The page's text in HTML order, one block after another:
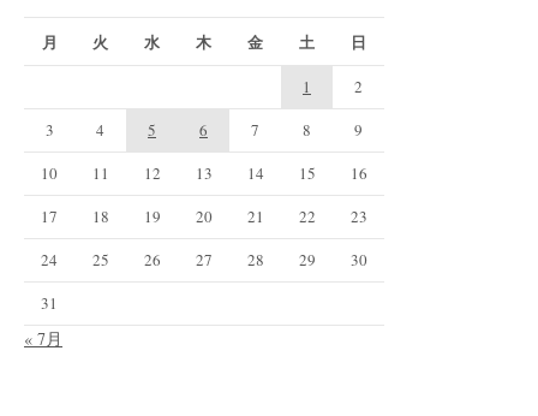
月 火 水 木 金 土 日
1
2
3
4 5 6 7 8
9
10
11 12 13 14 15
16
17
18 19 20 21 22
23
24
25 26 27 28 29
30
31
« 7月